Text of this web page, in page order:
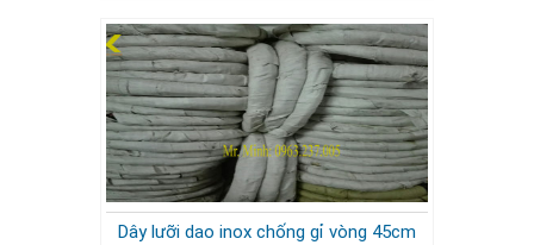
Dây lưỡi dao inox chống gỉ vòng 45cm